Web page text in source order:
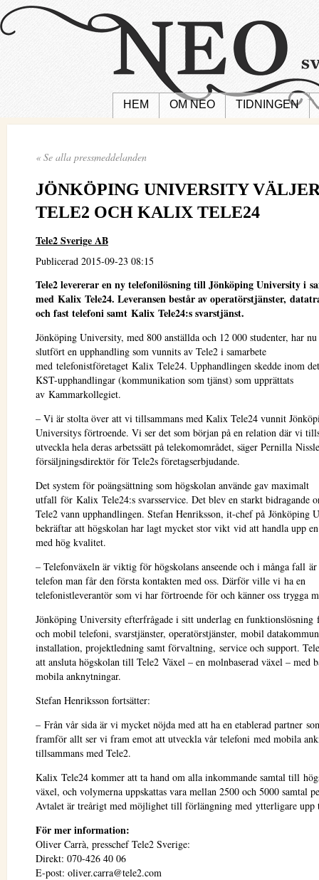
HEM OM NEO TIDNINGEN
« Se alla pressmeddelanden
JÖNKÖPING UNIVERSITY
TELE2 OCH KALIX TELE24
Tele2 Sverige AB
Publicerad 2015-09-23 08:15
Tele2 levererar en ny telefonilösning till Jönköping University i
med Kalix Tele24. Leveransen består av operatörstjänster,
och fast telefoni samt Kalix Tele24:s svarstjänst.
Jönköping University, med 800 anställda och 12 000 studenter, har
slutfört en upphandling som vunnits av Tele2 i samarbete
med telefonistföretaget Kalix Tele24. Upphandlingen skedde inom
KST-upphandlingar (kommunikation som tjänst) som upprättats
av Kammarkollegiet.
– Vi är stolta över att vi tillsammans med Kalix Tele24 vunnit
Universitys förtroende. Vi ser det som början på en relation där vi
utveckla hela deras arbetssätt på telekomområdet, säger Pernilla
försäljningsdirektör för Tele2s företagserbjudande.
Det system för poängsättning som högskolan använde gav maximalt
utfall för Kalix Tele24:s svarsservice. Det blev en starkt bidragande
Tele2 vann upphandlingen. Stefan Henriksson, it-chef på Jönköping
bekräftar att högskolan har lagt mycket stor vikt vid att handla upp
med hög kvalitet.
– Telefonväxeln är viktig för högskolans anseende och i många fall
telefon man får den första kontakten med oss. Därför ville vi ha en
telefonistleverantör som vi har förtroende för och känner oss trygga
Jönköping University efterfrågade i sitt underlag en funktionslösning
och mobil telefoni, svarstjänster, operatörstjänster, mobil
installation, projektledning samt förvaltning, service och support.
att ansluta högskolan till Tele2 Växel – en molnbaserad växel – med
mobila anknytningar.
Stefan Henriksson fortsätter:
– Från vår sida är vi mycket nöjda med att ha en etablerad partner
framför allt ser vi fram emot att utveckla vår telefoni med mobila
tillsammans med Tele2.
Kalix Tele24 kommer att ta hand om alla inkommande samtal till
växel, och volymerna uppskattas vara mellan 2500 och 5000 samtal
Avtalet är treårigt med möjlighet till förlängning med ytterligare
För mer information:
Oliver Carrà, presschef Tele2 Sverige:
Direkt: 070-426 40 06
E-post: oliver.carra@tele2.com